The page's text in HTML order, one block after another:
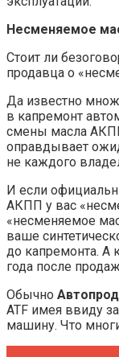
Несменяемое
Стоит ли
продавца о
Да известно
в капремонт
смены масла
оправдывает
не каждого
И если
АКПП у вас
«несменяемое
ваше
до капремонта. А
года после
Обычно
ATF имея ввиду
машину. Что